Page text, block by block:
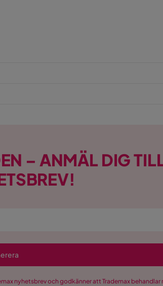
– ANMÄL DIG
nyhetsbrev och godkänner att Trademax behandlar